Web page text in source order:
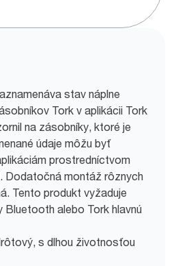
stav náplne
Tork v aplikácii Tork
na zásobníky, ktoré je
údaje môžu byť
prostredníctvom
Dodatočná montáž rôznych
Tento produkt vyžaduje
alebo Tork hlavnú
s dlhou životnosťou